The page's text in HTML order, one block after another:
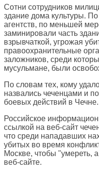
Сотни сотрудников
здание дома культуры.
агентств, по меньшей
заминировали часть
взрывчаткой, угрожая
правоохранительные
заложников, среди
мусульмане, были
По словам тех, кому
назвались чеченцами и
боевых действий в Чечне.
Российское
ссылкой на веб-сайт
что среди нападавших
убитых во время
Москве, чтобы "умереть,
веб-сайте.